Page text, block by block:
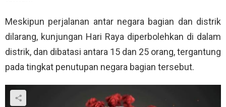
Meskipun perjalanan antar negara bagian dan distrik
dilarang, kunjungan Hari Raya diperbolehkan di dalam
distrik, dan dibatasi antara 15 dan 25 orang, tergantung
pada tingkat penutupan negara bagian tersebut.